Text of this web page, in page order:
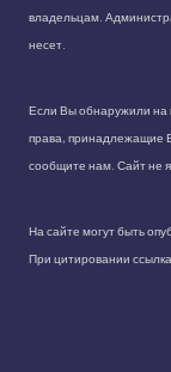
владельцам.
несет.
Если Вы обнаружили на
права, принадлежащие
сообщите нам. Сайт не
На сайте могут быть
При цитировании